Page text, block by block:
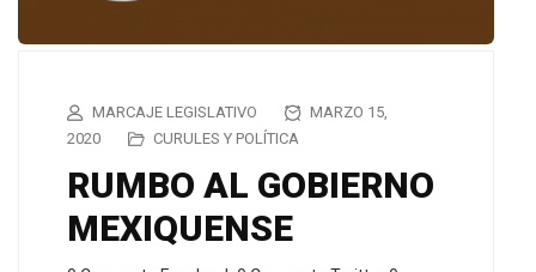
MARCAJE LEGISLATIVO
MARZO 15,
2020
CURULES Y POLÍTICA
RUMBO AL GOBIERNO
MEXIQUENSE